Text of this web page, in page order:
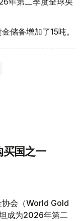
储备增加了15吨。
买国之一
协会（World Gold
成为2026年第二